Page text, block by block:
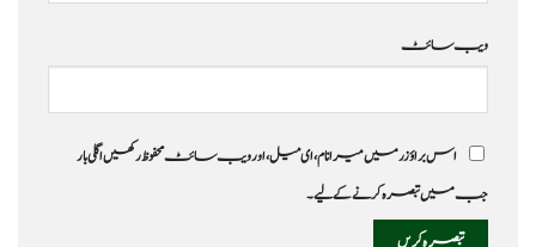
ویب‌ سائٹ
اس براؤزر میں میرا نام، ای میل، اور ویب سائٹ محفوظ رکھیں اگلی بار
جب میں تبصرہ کرنے کےلیے۔